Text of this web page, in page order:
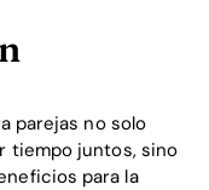
parejas no solo
tiempo juntos, sino
para la